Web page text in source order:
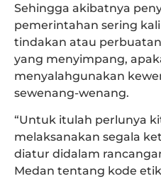
Sehingga akibatnya
pemerintahan sering
tindakan atau
yang menyimpang,
menyalahgunakan
sewenang-wenang.
“Untuk itulah perlunya
melaksanakan segala
diatur didalam
Medan tentang kode